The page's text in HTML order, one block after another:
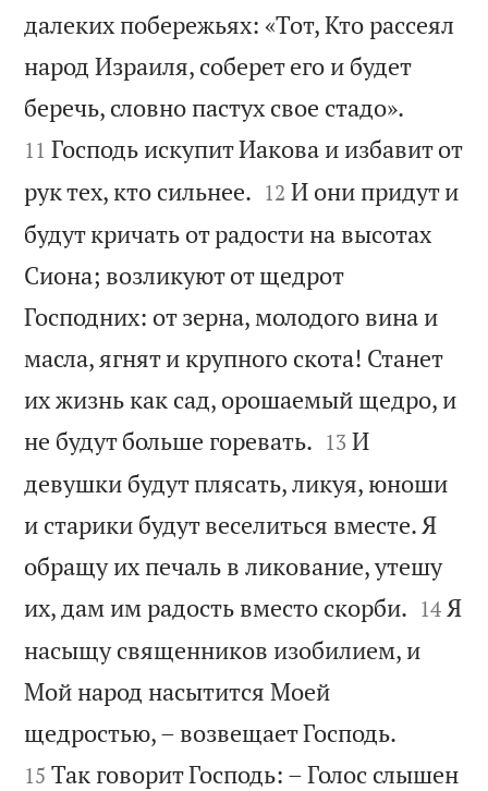
далеких побережьях: «Тот, Кто рассеял
народ Израиля, соберет его и будет
беречь, словно пастух свое стадо».
11 Господь искупит Иакова и избавит от
рук тех, кто сильнее. 

12 И они придут и
будут кричать от радости на высотах
Сиона; возликуют от щедрот
Господних: от зерна, молодого вина и
масла, ягнят и крупного скота! Станет
их жизнь как сад, орошаемый щедро, и
не будут больше горевать. 

13 И
девушки будут плясать, ликуя, юноши
и старики будут веселиться вместе. Я
обращу их печаль в ликование, утешу
их, дам им радость вместо скорби. 

14 Я
насыщу священников изобилием, и
Мой народ насытится Моей
щедростью, – возвещает Господь.
15 Так говорит Господь: – Голос слышен